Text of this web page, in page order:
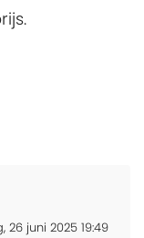
juni 2025 19:49